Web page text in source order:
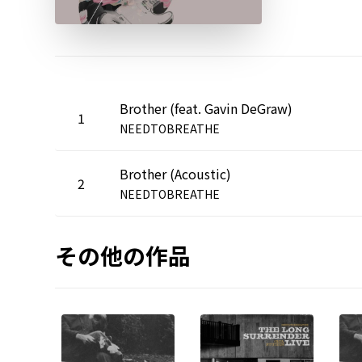
1 Brother (feat. Gavin DeGraw)
NEEDTOBREATHE
2 Brother (Acoustic)
NEEDTOBREATHE
その他の作品